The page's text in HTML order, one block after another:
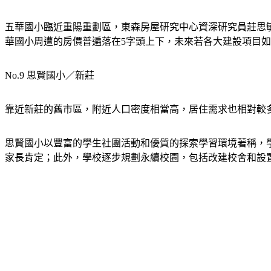
五華國小臨近重陽重劃區，東森房屋研究中心資深研究員莊
華國小周遭的房價普遍落在5字頭上下，未來若各大建設項目
No.9 思賢國小／新莊
靠近新莊的舊市區，附近人口密度相當高，居住需求也相對
思賢國小以豐富的學生社團活動和優質的探索學習環境著稱
家長肯定；此外，學校逐步規劃永續校園，包括改建校舍和